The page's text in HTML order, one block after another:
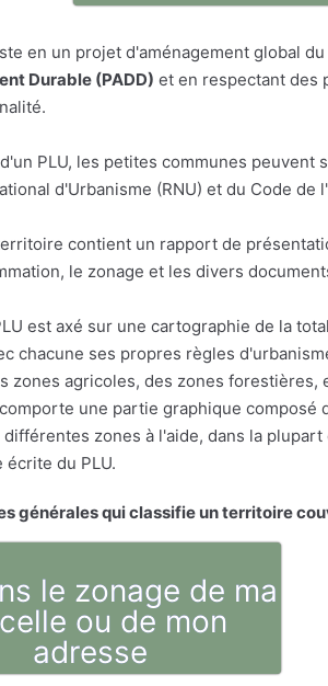
en un projet d'aménagement global
Durable (PADD) et en respectant des
PLU, les petites communes
d'Urbanisme (RNU) et du Code
contient un rapport de
le zonage et les divers
est axé sur une cartographie de la
chacune ses propres règles
zones agricoles, des zones forestières,
une partie graphique
zones à l'aide, dans la
écrite du PLU.
générales qui classifie un territoire
le zonage de ma
ou de mon
adresse